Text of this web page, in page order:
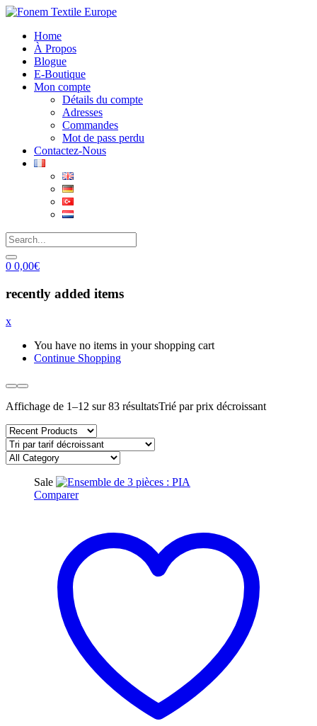
Home
À Propos
Blogue
E-Boutique
Mon compte
Détails du compte
Adresses
Commandes
Mot de pass perdu
Contactez-Nous
0 0,00€
recently added items
x
You have no items in your shopping cart
Continue Shopping
Affichage de 1–12 sur 83 résultatsTrié par prix décroissant
Sale
Comparer